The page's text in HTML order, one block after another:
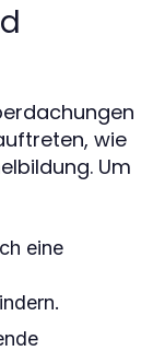
wie
Um
eine